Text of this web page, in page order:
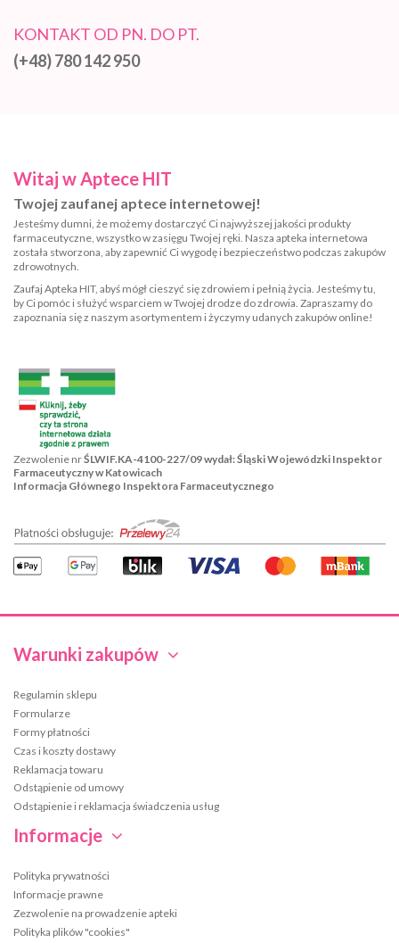
KONTAKT OD PN. DO PT.
(+48) 780 142 950
Warunki zakupów
Regulamin sklepu
Formularze
Formy płatności
Czas i koszty dostawy
Reklamacja towaru
Odstąpienie od umowy
Odstąpienie i reklamacja świadczenia usług
Informacje
Polityka prywatności
Informacje prawne
Zezwolenie na prowadzenie apteki
Polityka plików "cookies"
Witaj w Aptece HIT
Twojej zaufanej aptece internetowej!
Jesteśmy dumni, że możemy dostarczyć Ci najwyższej jakości produkty
farmaceutyczne, wszystko w zasięgu Twojej ręki. Nasza apteka internetowa
została stworzona, aby zapewnić Ci wygodę i bezpieczeństwo podczas zakupów
zdrowotnych.
Zaufaj Apteka HIT, abyś mógł cieszyć się zdrowiem i pełnią życia. Jesteśmy tu,
by Ci pomóc i służyć wsparciem w Twojej drodze do zdrowia. Zapraszamy do
zapoznania się z naszym asortymentem i życzymy udanych zakupów online!
Zezwolenie nrŚLWIF.KA-4100-227/09 wydał: Śląski Wojewódzki Inspektor
Farmaceutyczny w Katowicach
Informacja Głównego Inspektora Farmaceutycznego